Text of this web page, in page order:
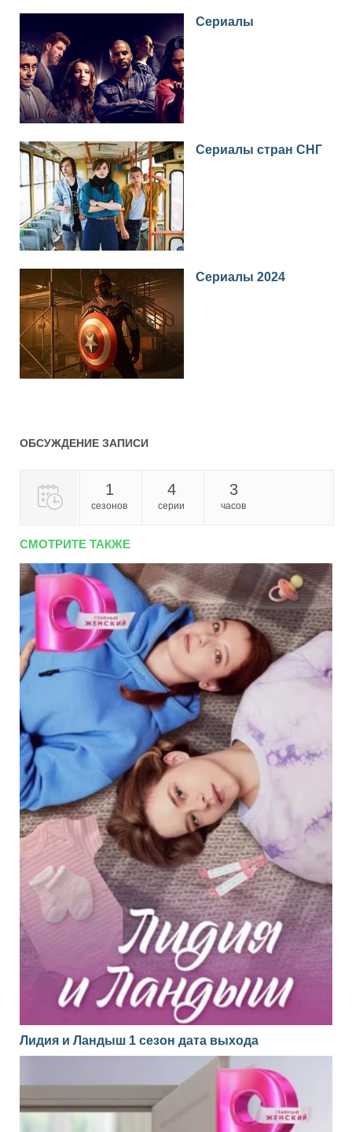
Сериалы
Сериалы стран СНГ
Сериалы 2024
ОБСУЖДЕНИЕ ЗАПИСИ
1
сезонов
4
серии
3
часов
СМОТРИТЕ ТАКЖЕ
Лидия и Ландыш 1 сезон дата выхода